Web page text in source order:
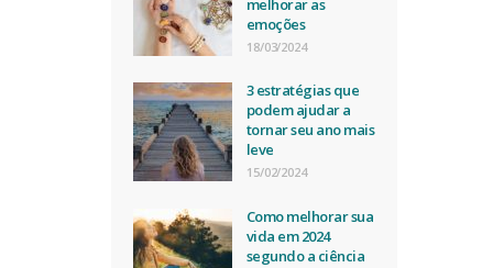
emoções
18/03/2024
3 estratégias que
podem ajudar a
tornar seu ano mais
leve
15/02/2024
Como melhorar sua
vida em 2024
segundo a ciência